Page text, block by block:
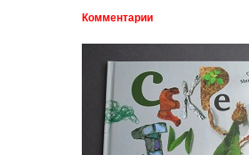
Комментарии